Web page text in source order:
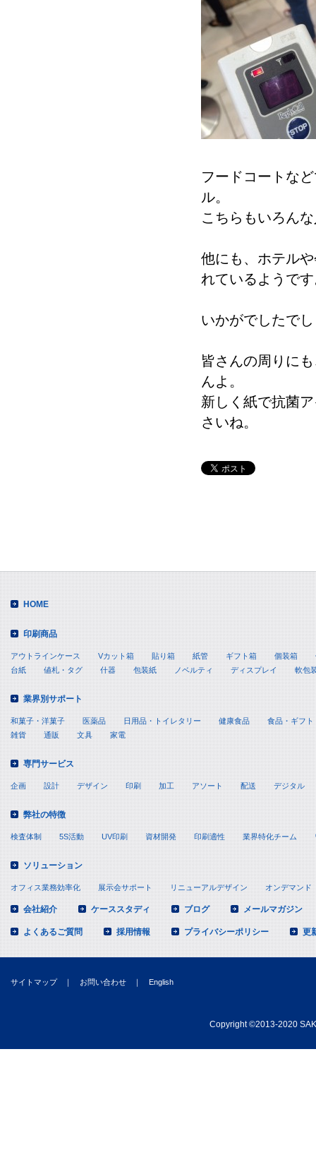
フードコートな
ル。
こちらもいろん
他にも、ホテル
れているようで
いかがでしたで
皆さんの周りに
んよ。
新しく紙で抗菌
さいね。
HOME
印刷商品
アウトラインケース Vカット箱 貼り箱 紙管 ギフト箱 個装箱
台紙
値札・タグ 什器 包装紙 ノベルティ ディスプレイ 軟包
業界別サポート
和菓子・洋菓子 医薬品 日用品・トイレタリー 健康食品
食品・ギフト
雑貨
通販 文具 家電
専門サービス
企画 設計 デザイン 印刷 加工 アソート 配送 デジタル
弊社の特徴
検査体制 5S活動 UV印刷 資材開発 印刷適性 業界特化チーム
ソリューション
オフィス業務効率化 展示会サポート リニューアルデザイン オンデマンド
会社紹介 ケーススタディ ブログ メールマガジン
よくあるご質問 採用情報 プライバシーポリシー 更
サイトマップ ｜ お問い合わせ ｜ English
Copyright©2013-2020